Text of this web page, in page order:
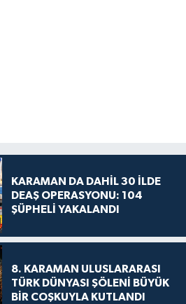
KARAMAN DA DAHİL 30 İLDE
DEAŞ OPERASYONU: 104
ŞÜPHELİ YAKALANDI
8. KARAMAN ULUSLARARASI
TÜRK DÜNYASI ŞÖLENİ BÜYÜK
BİR COŞKUYLA KUTLANDI